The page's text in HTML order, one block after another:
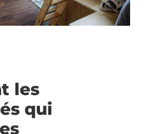
les
qui